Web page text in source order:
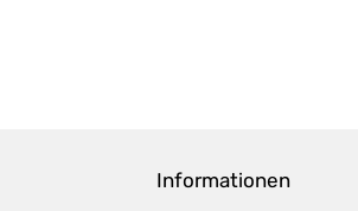
Informationen